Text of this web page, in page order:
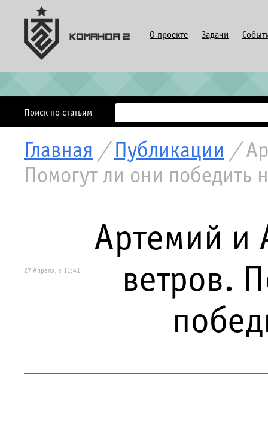
О проекте Задачи
Поиск по статьям
Главная / Публикации /
Помогут ли они победить
27 Апреля, в 11:41
Артемий и
ветров.